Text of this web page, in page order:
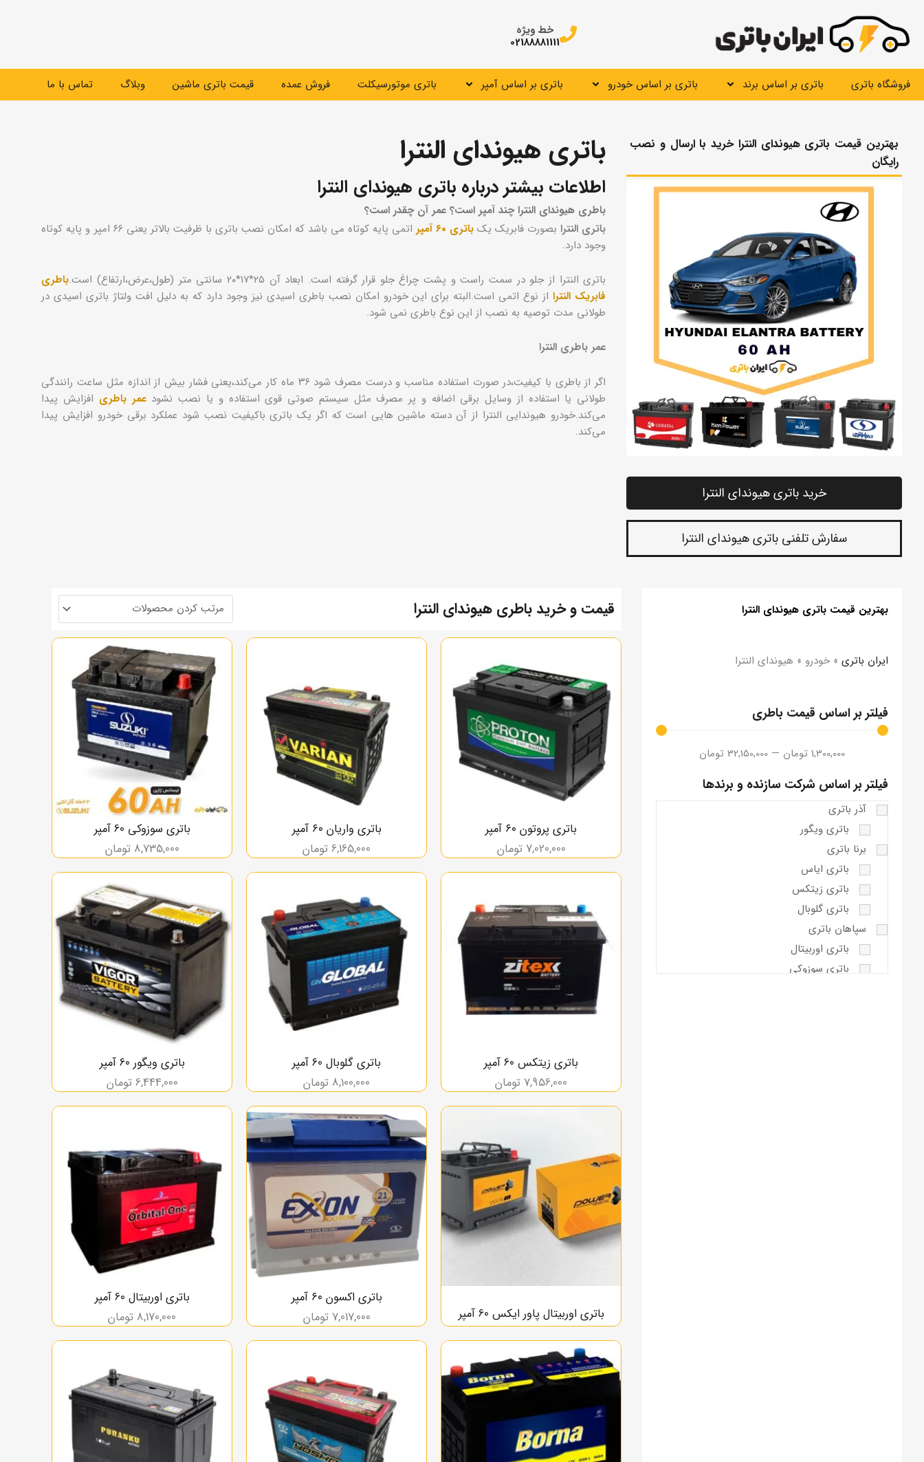
محتوا
خط ویژه
02188881111
فروشگاه باتری باتری بر اساس برند باتری بر اساس خودرو باتری بر اساس آمپر باتری موتورسیکلت فروش عمده قیمت باتری ماشین وبلاگ تماس با ما
بهترین قیمت باتری هیوندای النترا خرید با ارسال و نصب
رایگان
خرید باتری هیوندای النترا
سفارش تلفنی باتری هیوندای النترا
باتری هیوندای النترا
اطلاعات بیشتر درباره باتری هیوندای النترا
باطری هیوندای النترا چند آمپر است؟ عمر آن چقدر است؟
باتری النترابصورت فابریک یک باتری ۶۰ آمپر
اتمی پایه کوتاه می باشد که امکان نصب باتری با ظرفیت بالاتر یعنی ۶۶ امپر و پايه کوتاه
وجود دارد.
باتری النترا از جلو در سمت راست و پشت چراغ جلو قرار گرفته است. ابعاد آن ۲۵*۱۷*۲۰ سانتی متر (طول،عرض،ارتفاع) است.
باطری
فابریک النترااز نوع اتمی است.البته برای این خودرو امکان نصب باطری اسیدی نیز وجود دارد که به دلیل افت ولتاژ باتری اسیدی در
طولانی مدت توصیه به نصب از این نوع باطری نمی شود.
عمر باطری النترا
اگر از باطری با کیفیت،در صورت استفاده مناسب و درست مصرف شود ۳۶ ماه کار می‌کند،یعنی فشار بیش از اندازه مثل ساعت رانندگی
طولانی یا استفاده از وسایل برقی اضافه و پر مصرف مثل سیستم صوتی قوی استفاده و یا نصب نشودعمر باطری افزایش پیدا
می‌کند.خودرو هیوندایی النترا از آن دسته ماشین هایی است که اگر یک باتری باکیفیت نصب شود عملکرد برقی خودرو افزایش پیدا
می‌کند.
بهترین قیمت باتری هیوندای النترا
ایران باتری » خودرو » هیوندای النترا
فیلتر بر اساس قیمت باطری
1,300,000 تومان —
32,150,000 تومان
فیلتر بر اساس شرکت سازنده و برندها
آذر باتری
باتری ویگور
برنا باتری
باتری ایاس
باتری زیتکس
باتری گلوبال
سپاهان باتری
باتری اوربیتال
باتری سوزوکی
قیمت و خرید باطری هیوندای النترا
باتری پروتون ۶۰ آمپر
7,020,000 تومان
باتری واریان ۶۰ آمپر
6,165,000 تومان
باتری سوزوکی 60 آمپر
8,735,000 تومان
باتری زیتکس 60 آمپر
7,956,000 تومان
باتری گلوبال 60 آمپر
8,100,000 تومان
باتری ویگور 60 آمپر
6,444,000تومان
باتری اوربیتال پاور ایکس 60 آمپر
باتری اکسون ۶۰ آمپر
7,017,000 تومان
باتری اوربیتال 60 آمپر
8,170,000 تومان